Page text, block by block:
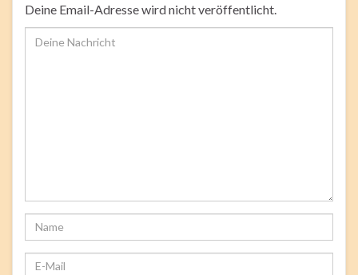
Deine Email-Adresse wird nicht veröffentlicht.